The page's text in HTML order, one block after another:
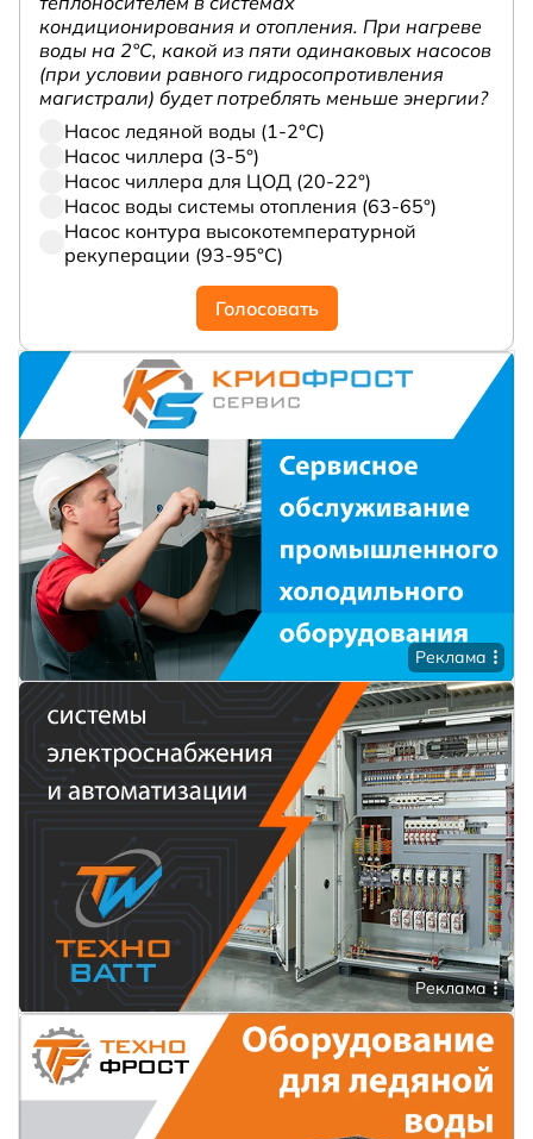
кондиционирования и отопления. При нагреве
воды на 2°С, какой из пяти одинаковых насосов
(при условии равного гидросопротивления
магистрали) будет потреблять меньше энергии?
Насос ледяной воды (1-2°С)
Насос чиллера (3-5°)
Насос чиллера для ЦОД (20-22°)
Насос воды системы отопления (63-65°)
Насос контура высокотемпературной
рекуперации (93-95°С)
Голосовать
Реклама
Реклама